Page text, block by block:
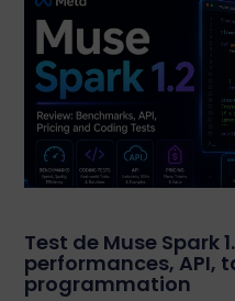
Test de Muse Spark
performances, API,
programmation